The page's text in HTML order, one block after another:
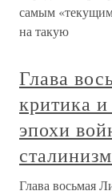
самым «текущим
на такую
Глава
критика
эпохи
Глава восьмая